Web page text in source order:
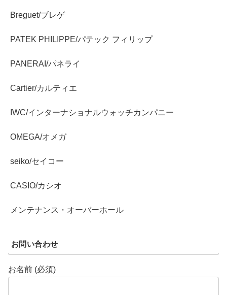
Breguet/ブレゲ
PATEK PHILIPPE/パテック フィリップ
PANERAI/パネライ
Cartier/カルティエ
IWC/インターナショナルウォッチカンパニー
OMEGA/オメガ
seiko/セイコー
CASIO/カシオ
メンテナンス・オーバーホール
お問い合わせ
お名前 (必須)